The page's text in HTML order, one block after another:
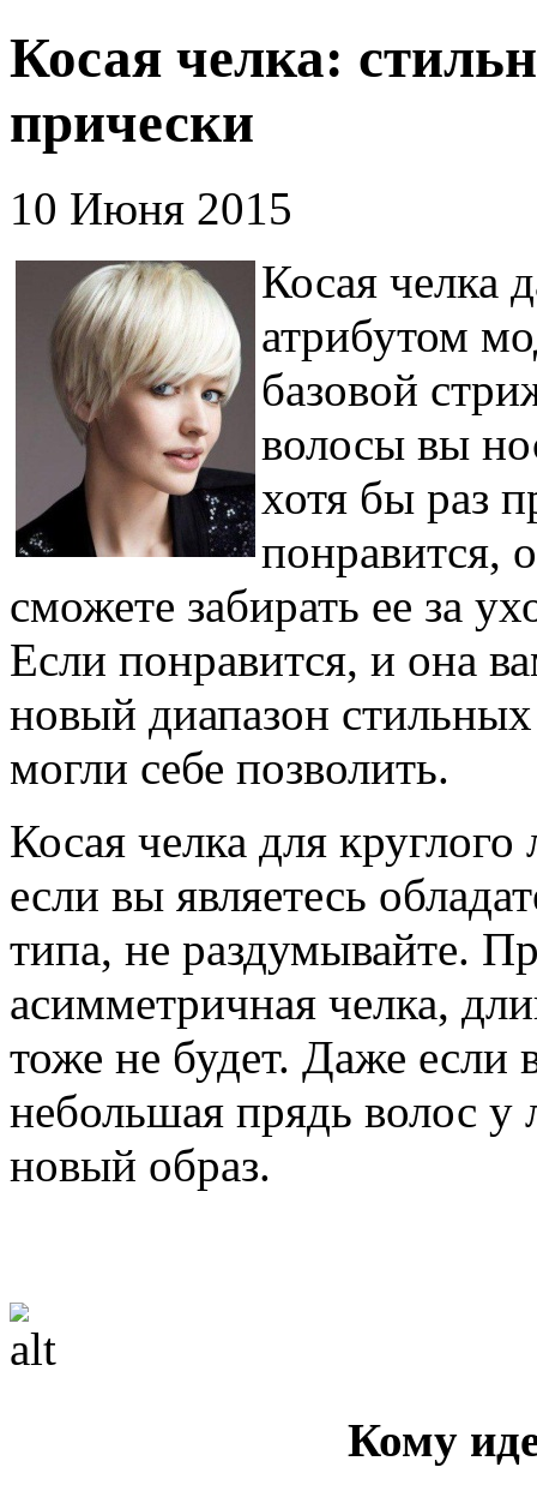
Косая челка:
прически
10 Июня 2015
Косая челка
атрибутом
базовой
волосы вы
хотя бы раз
понравится,
сможете забирать ее за
Если понравится, и она
новый диапазон
могли себе позволить.
Косая челка для
если вы являетесь
типа, не раздумывайте.
асимметричная челка,
тоже не будет. Даже если
небольшая прядь волос у
новый образ.
Кому